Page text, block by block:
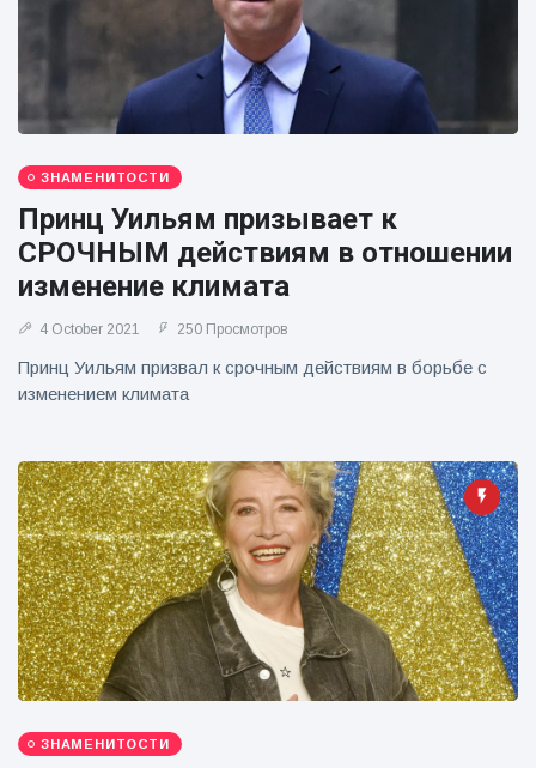
ЗНАМЕНИТОСТИ
Принц Уильям призывает к
СРОЧНЫМ действиям в отношении
изменение климата
4 October 2021 250 Просмотров
Принц Уильям призвал к срочным действиям в борьбе с
изменением климата
ЗНАМЕНИТОСТИ